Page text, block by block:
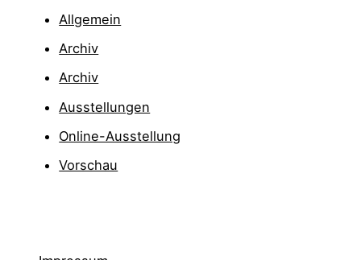
Allgemein
Archiv
Archiv
Ausstellungen
Online-Ausstellung
Vorschau